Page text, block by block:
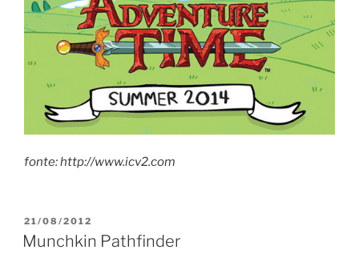
fonte: http://www.icv2.com
PUBLICADO
EM
21/08/2012
Munchkin Pathfinder